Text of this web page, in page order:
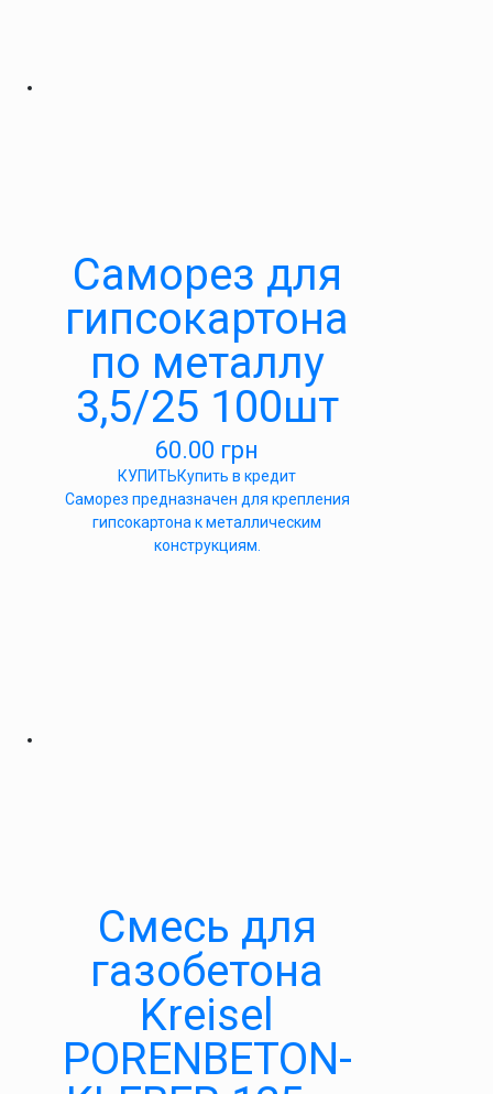
Саморез для
гипсокартона
по металлу
3,5/25 100шт
60.00 грн
КУПИТЬКупить в кредит
Саморез предназначен для крепления
гипсокартона к металлическим
конструкциям.
Смесь для
газобетона
Kreisel
PORENBETON-